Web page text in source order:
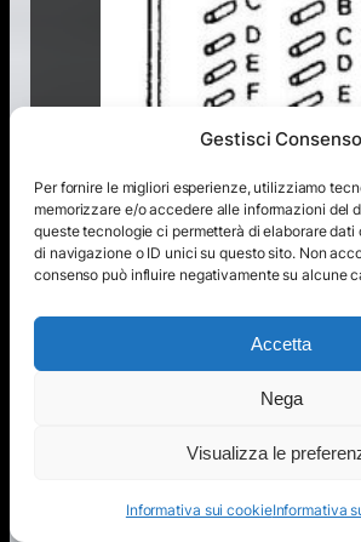
Gestisci Consenso
Per fornire le migliori esperienze, utilizziamo
memorizzare e/o accedere alle informazioni del
queste tecnologie ci permetterà di elaborare
di navigazione o ID unici su questo sito. Non
consenso può influire negativamente su alcune
Accetta
Nega
Visualizza le
Informativa sui cookieInformativa